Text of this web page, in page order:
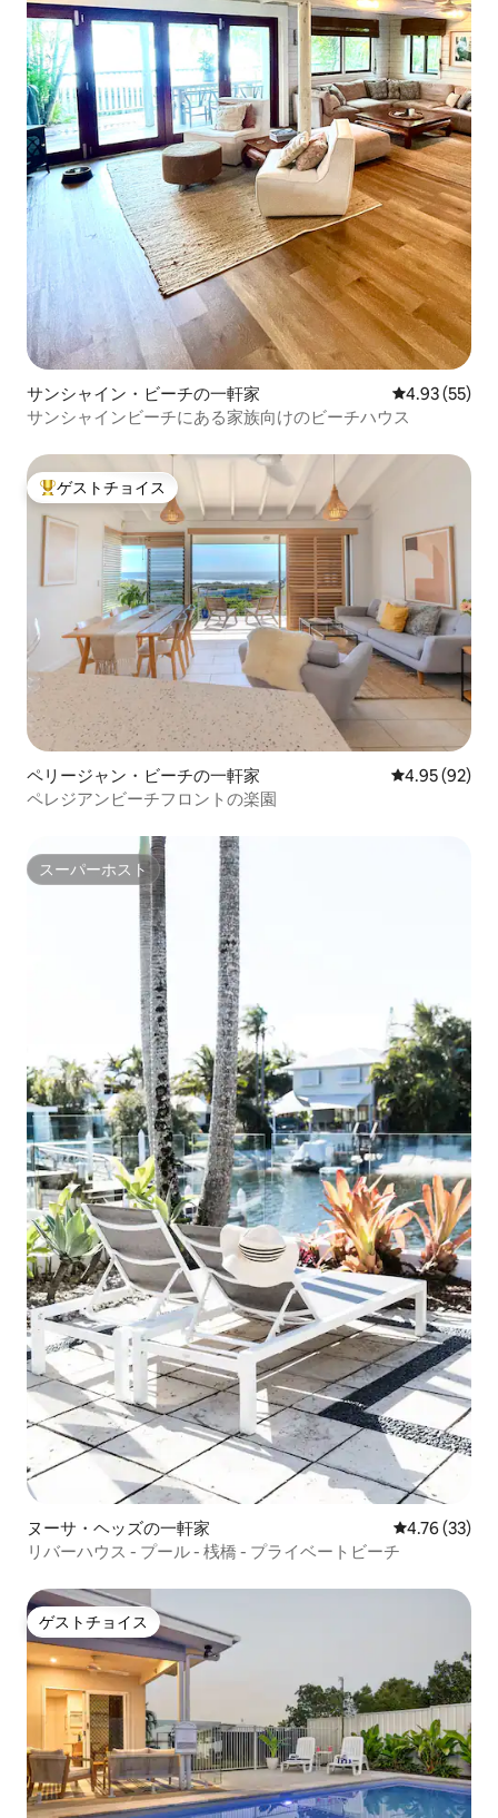
サンシャイン・ビーチの一軒家 レビュー55
4.93 (55)
サンシャインビーチにある家族向けのビーチハウス
大好評のゲストチョイスです。
ゲストチョイス
ペリージャン・ビーチの一軒家 レビュー92
4.95 (92)
ペレジアンビーチフロントの楽園
スーパーホスト
スーパーホスト
ヌーサ・ヘッズの一軒家 レビュー33
4.76 (33)
リバーハウス - プール - 桟橋 - プライベートビーチ
ゲストチョイス
ゲストチョイス